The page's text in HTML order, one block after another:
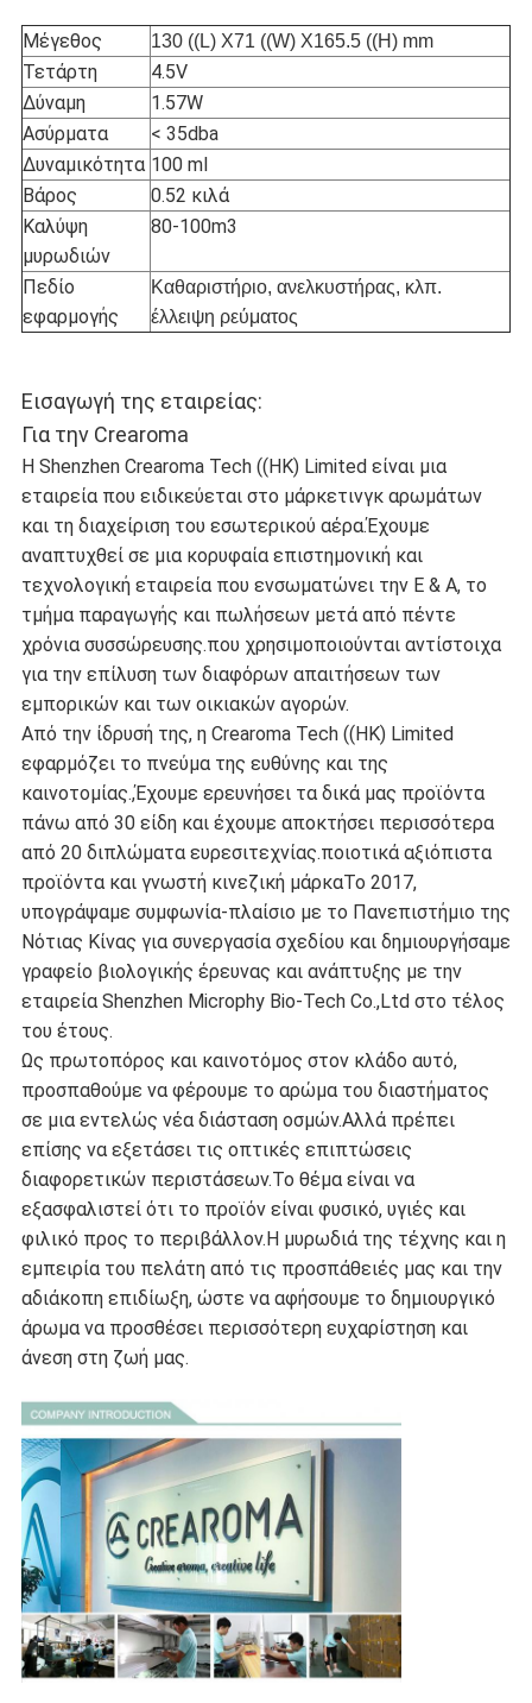
Μέγεθος 130 ((L) X71 ((W) X165.5 ((H) mm
Τετάρτη
4.5V
Δύναμη
1.57W
Ασύρματα
< 35dba
Δυναμικότητα 100 ml
Βάρος
0.52 κιλά
Καλύψη
μυρωδιών
80-100m3
Πεδίο
εφαρμογής
Καθαριστήριο, ανελκυστήρας, κλπ.
έλλειψη ρεύματος
Εισαγωγή της εταιρείας:
Για την Crearoma
Η Shenzhen Crearoma Tech ((HK) Limited είναι μια
εταιρεία που ειδικεύεται στο μάρκετινγκ αρωμάτων
και τη διαχείριση του εσωτερικού αέρα.Έχουμε
αναπτυχθεί σε μια κορυφαία επιστημονική και
τεχνολογική εταιρεία που ενσωματώνει την Ε & Α, το
τμήμα παραγωγής και πωλήσεων μετά από πέντε
χρόνια συσσώρευσης.που χρησιμοποιούνται αντίστοιχα
για την επίλυση των διαφόρων απαιτήσεων των
εμπορικών και των οικιακών αγορών.
Από την ίδρυσή της, η Crearoma Tech ((HK) Limited
εφαρμόζει το πνεύμα της ευθύνης και της
καινοτομίας.,Έχουμε ερευνήσει τα δικά μας προϊόντα
πάνω από 30 είδη και έχουμε αποκτήσει περισσότερα
από 20 διπλώματα ευρεσιτεχνίας.ποιοτικά αξιόπιστα
προϊόντα και γνωστή κινεζική μάρκαΤο 2017,
υπογράψαμε συμφωνία-πλαίσιο με το Πανεπιστήμιο της
Νότιας Κίνας για συνεργασία σχεδίου και δημιουργήσαμε
γραφείο βιολογικής έρευνας και ανάπτυξης με την
εταιρεία Shenzhen Microphy Bio-Tech Co.,Ltd στο τέλος
του έτους.
Ως πρωτοπόρος και καινοτόμος στον κλάδο αυτό,
προσπαθούμε να φέρουμε το αρώμα του διαστήματος
σε μια εντελώς νέα διάσταση οσμών.Αλλά πρέπει
επίσης να εξετάσει τις οπτικές επιπτώσεις
διαφορετικών περιστάσεων.Το θέμα είναι να
εξασφαλιστεί ότι το προϊόν είναι φυσικό, υγιές και
φιλικό προς το περιβάλλον.Η μυρωδιά της τέχνης και η
εμπειρία του πελάτη από τις προσπάθειές μας και την
αδιάκοπη επιδίωξη, ώστε να αφήσουμε το δημιουργικό
άρωμα να προσθέσει περισσότερη ευχαρίστηση και
άνεση στη ζωή μας.